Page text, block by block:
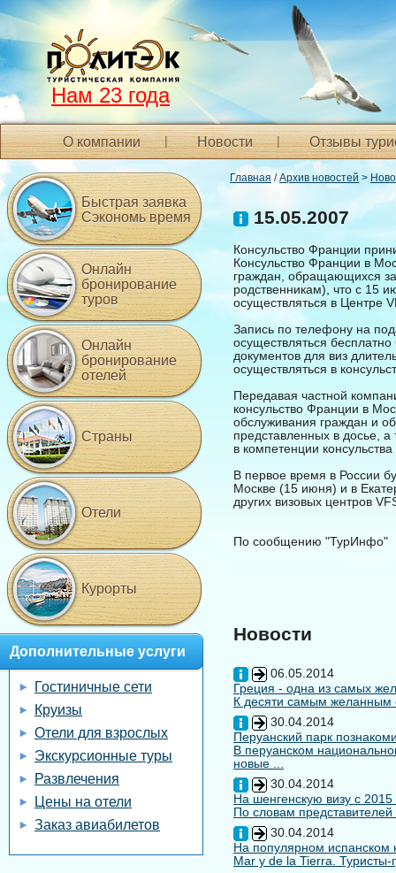
Нам 23 года
О компании Новости Отзывы
Главная /Архив новостей >
15.05.2007
Консульство Франции
Консульство Франции в
граждан, обращающихся за
родственникам), что с 15
осуществляться в Центре
Запись по телефону на
осуществляться
документов для виз
осуществляться в
Передавая частной
консульство Франции в
обслуживания граждан и
представленных в досье,
в компетенции
В первое время в России
Москве (15 июня) и в
других визовых центров
По сообщению "ТурИнфо"
Новости
06.05.2014
Греция - одна из самых
К десяти самым желанным
30.04.2014
Перуанский парк
В перуанском
новые ...
30.04.2014
На шенгенскую визу с 2015
По словам
30.04.2014
На популярном испанском
Mar y de la Tierra. Туристы-
Быстрая заявка
Сэкономь время
Онлайн
бронирование
туров
Онлайн
бронирование
отелей
Страны
Отели
Курорты
Дополнительные услуги
Гостиничные сети
Круизы
Отели для взрослых
Экскурсионные туры
Развлечения
Цены на отели
Заказ авиабилетов